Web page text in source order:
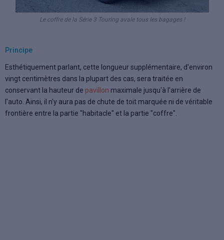
Le coffre de la Série 3 Touring avale tous les bagages !
Principe
Esthétiquement parlant, cette longueur supplémentaire, d'environ
vingt centimètres dans la plupart des cas, sera traitée en
conservant la hauteur de pavillon maximale jusqu'à l'arrière de
l'auto. Ainsi, il n'y aura pas de chute de toit marquée ni de véritable
frontière entre la partie "habitacle" et la partie "coffre".